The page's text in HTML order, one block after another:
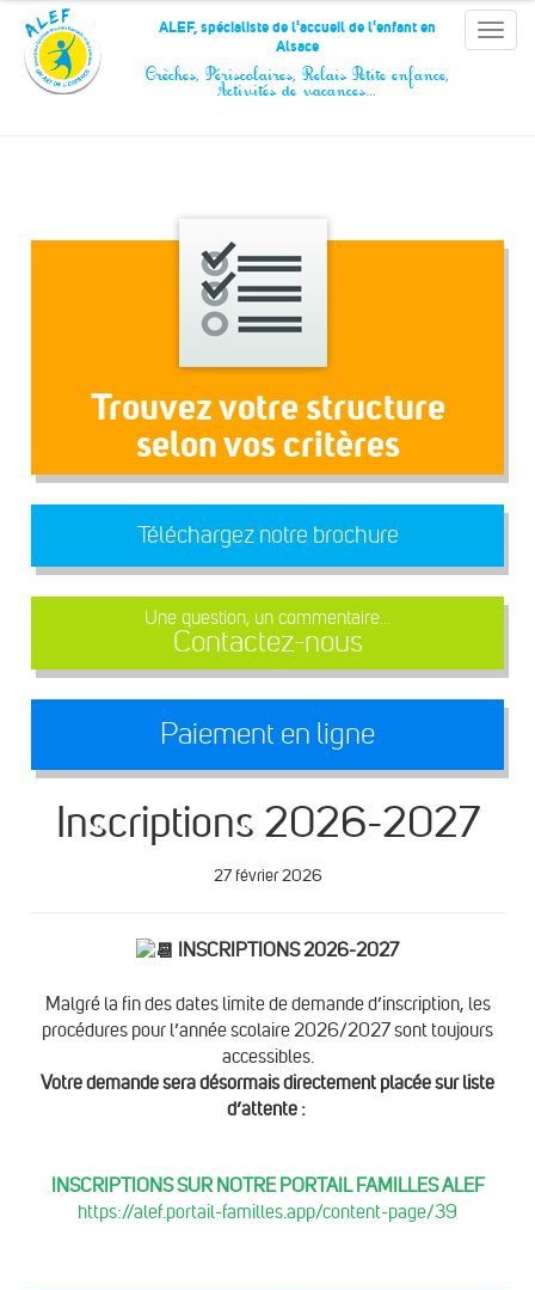
Panneau de gestion des cookies
Toggle
ALEF, spécialiste de l'accueil de l'enfant en
Alsace
Crèches, Périscolaires, Relais Petite enfance,
Activités de vacances…
Trouvez votre structure
selon vos critères
Téléchargez notre brochure
Une question, un commentaire...
Contactez-nous
Paiement en ligne
Inscriptions 2026-2027
27 février 2026
INSCRIPTIONS 2026-2027
Malgré la fin des dates limite de demande d’inscription, les
procédures pour l’année scolaire 2026/2027 sont toujours
accessibles.
Votre demande sera désormais directement placée sur liste
d’attente :
INSCRIPTIONS SUR NOTRE PORTAIL FAMILLES ALEF
https://alef.portail-familles.app/content-page/39